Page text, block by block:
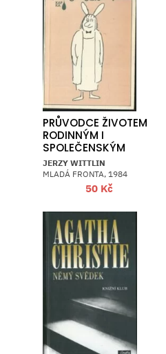
PRŮVODCE ŽIVOTEM
RODINNÝM I
SPOLEČENSKÝM
JERZY WITTLIN
MLADÁ FRONTA, 1984
50 Kč